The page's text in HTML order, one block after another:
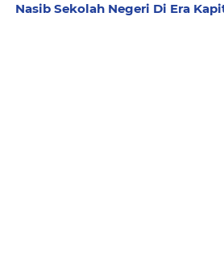
Nasib Sekolah Negeri Di Era